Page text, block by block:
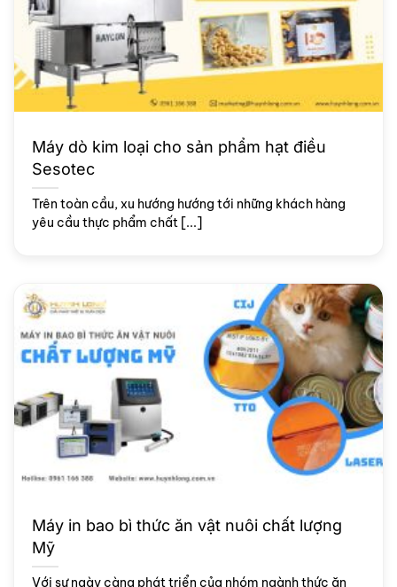
Máy dò kim loại cho sản phẩm hạt điều
Sesotec
Trên toàn cầu, xu hướng hướng tới những khách hàng
yêu cầu thực phẩm chất [...]
Máy in bao bì thức ăn vật nuôi chất lượng
Mỹ
Với sự ngày càng phát triển của nhóm ngành thức ăn